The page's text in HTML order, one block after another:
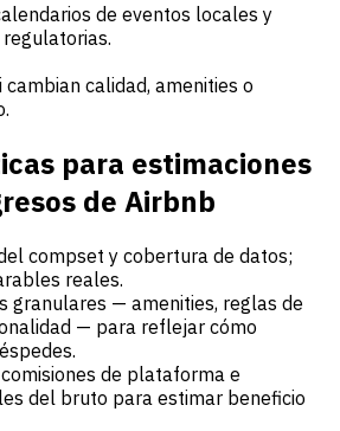
de eventos locales y
cambian calidad, amenities o
para estimaciones
de Airbnb
compset y cobertura de datos;
reales.
granulares — amenities, reglas de
— para reflejar cómo
de plataforma e
del bruto para estimar beneficio